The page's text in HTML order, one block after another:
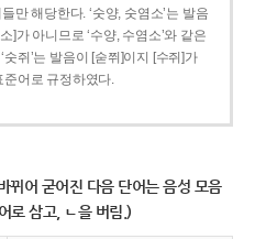
만 해당한다. ‘숫양, 숫염소’는 발음
]가 아니므로 ‘수양, 수염소’와 같은
쥐’는 발음이 [숟쮜]이지 [수쥐]가
준어로 규정하였다.
뀌어 굳어진 다음 단어는 음성 모음
로 삼고, ㄴ을 버림.)